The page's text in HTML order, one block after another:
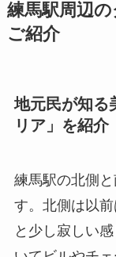
練馬駅周辺
ご紹介
地元民が知る
リア」を紹介
練馬駅の北側
す。北側は以
と少し寂しい